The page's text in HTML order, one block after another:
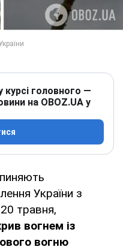
головного —
на OBOZ.UA у
України з
травня,
вогнем із
вогню